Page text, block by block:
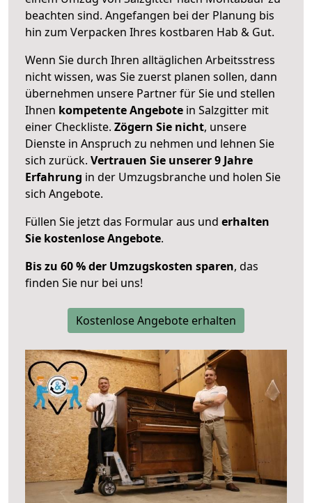
beachten sind. Angefangen bei der Planung bis
hin zum Verpacken Ihres kostbaren Hab & Gut.
Wenn Sie durch Ihren alltäglichen Arbeitsstress
nicht wissen, was Sie zuerst planen sollen, dann
übernehmen unsere Partner für Sie und stellen
Ihnen kompetente Angebote in Salzgitter mit
einer Checkliste. Zögern Sie nicht, unsere
Dienste in Anspruch zu nehmen und lehnen Sie
sich zurück. Vertrauen Sie unserer 9 Jahre
Erfahrung in der Umzugsbranche und holen Sie
sich Angebote.
Füllen Sie jetzt das Formular aus und erhalten
Sie kostenlose Angebote.
Bis zu 60 % der Umzugskosten sparen, das
finden Sie nur bei uns!
Kostenlose Angebote erhalten